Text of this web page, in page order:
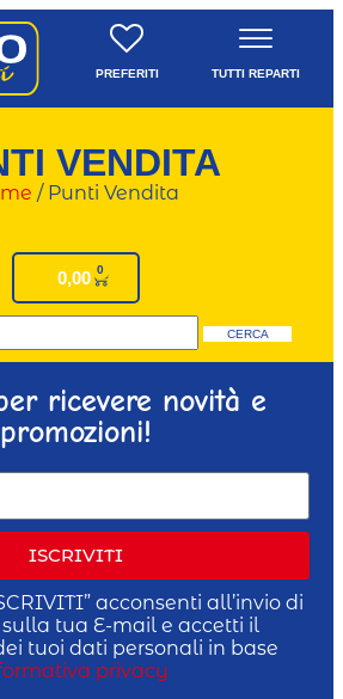
PREFERITI TUTTI REPARTI
VENDITA
/ Punti Vendita
0,00 0
CERCA
ricevere novità e
promozioni!
ISCRIVITI
acconsenti all’invio di
tua E-mail e accetti il
tuoi dati personali in base
privacy